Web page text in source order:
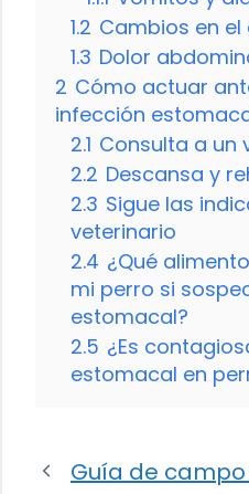
1.2 Cambios en
1.3 Dolor
2 Cómo actuar
infección
2.1 Consulta a un
2.2 Descansa y
2.3 Sigue las
veterinario
2.4 ¿Qué
mi perro si
estomacal?
2.5 ¿Es
estomacal en
Guía de